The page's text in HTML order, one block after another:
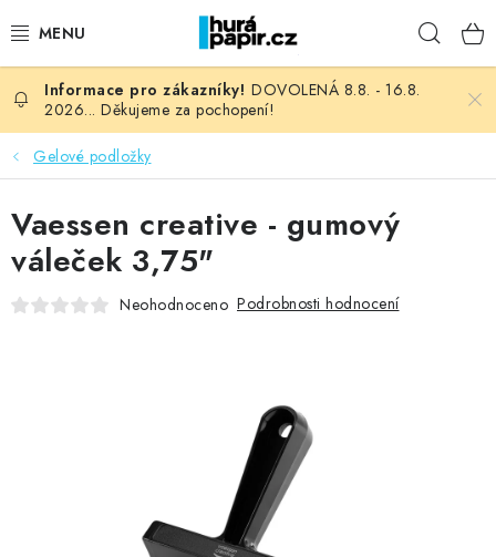
na
NOVINKY
HURÁ DÍLNA
VŠECHNO ZBOŽÍ
KNIHAŘSKÝ MATERIÁL
DOVOLENÁ 8.8. - 16.8.
2026... Děkujeme za pochopení!
Gelové podložky
Vaessen creative - gumový
váleček 3,75"
Neohodnoceno Podrobnosti hodnocení